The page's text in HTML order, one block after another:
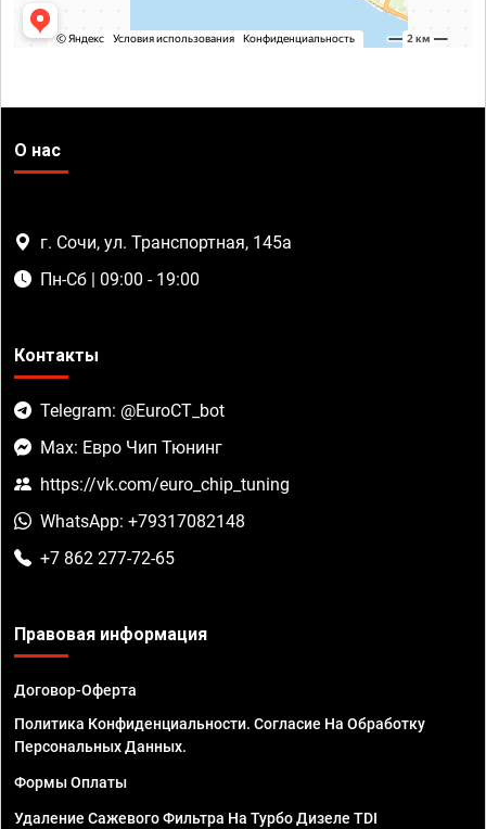
О нас
г. Сочи, ул. Транспортная, 145а
Пн-Сб | 09:00 - 19:00
Контакты
Telegram: @EuroCT_bot
Max: Евро Чип Тюнинг
https://vk.com/euro_chip_tuning
WhatsApp: +79317082148
+7 862 277-72-65
Правовая информация
Договор-Оферта
Политика Конфиденциальности. Согласие На Обработку
Персональных Данных.
Формы Оплаты
Удаление Сажевого Фильтра На Турбо Дизеле TDI